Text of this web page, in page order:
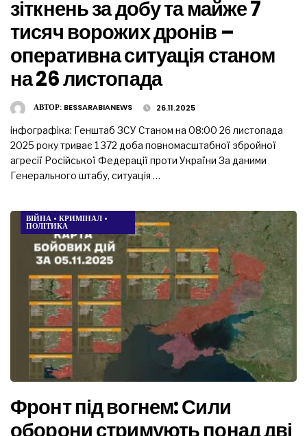
зіткнень за добу та майже 7
тисяч ворожих дронів –
оперативна ситуація станом
на 26 листопада
АВТОР: BESSARABIANEWS 26.11.2025
інфографіка: Генштаб ЗСУ Станом на 08:00 26 листопада
2025 року триває 1 372 доба повномасштабної збройної
агресії Російської Федерації проти України За даними
Генерального штабу, ситуація …
ВІЙНА • КРИМІНАЛ •
ПОЛІТИКА
Фронт під вогнем: Сили
оборони стримують понад дві